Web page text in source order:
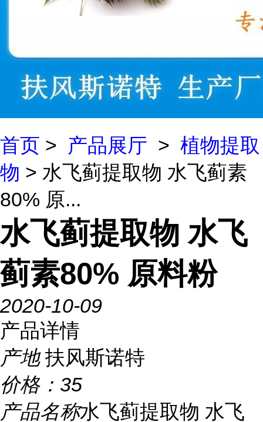
首页 > 产品展厅 > 植物提取
物 > 水飞蓟提取物 水飞蓟素
80% 原...
水飞蓟提取物 水飞
蓟素80% 原料粉
2020-10-09
产品详情
产地 扶风斯诺特
价格： 35
产品名称水飞蓟提取物 水飞